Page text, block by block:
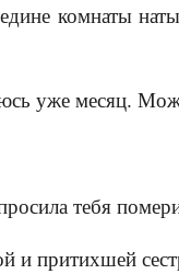
комнаты
уже месяц.
тебя
и притихшей